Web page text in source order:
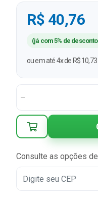
R$ 40,76
(já com 5% de
ou em até 4x de R$ 10,73
Consulte as opções